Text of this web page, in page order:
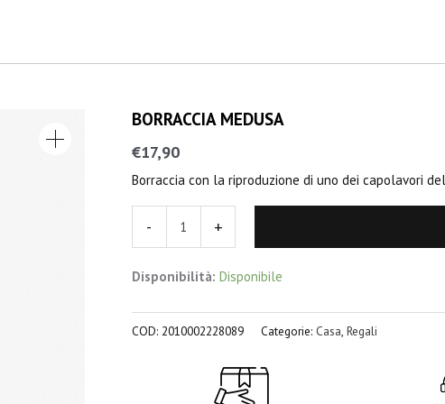
BORRACCIA MEDUSA
€17,90
Borraccia con la riproduzione di uno dei capolavori
Disponibilità: Disponibile
-
BORRACCIA
MEDUSA
+
COD: 2010002228089 Categorie: Casa, Regali